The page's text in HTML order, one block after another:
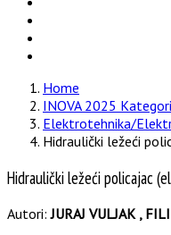
Home
INOVA 2025
Elektrotehnika/
Hidraulički ležeći
Hidraulički ležeći policajac
Autori:JURAJ VULJAK ,